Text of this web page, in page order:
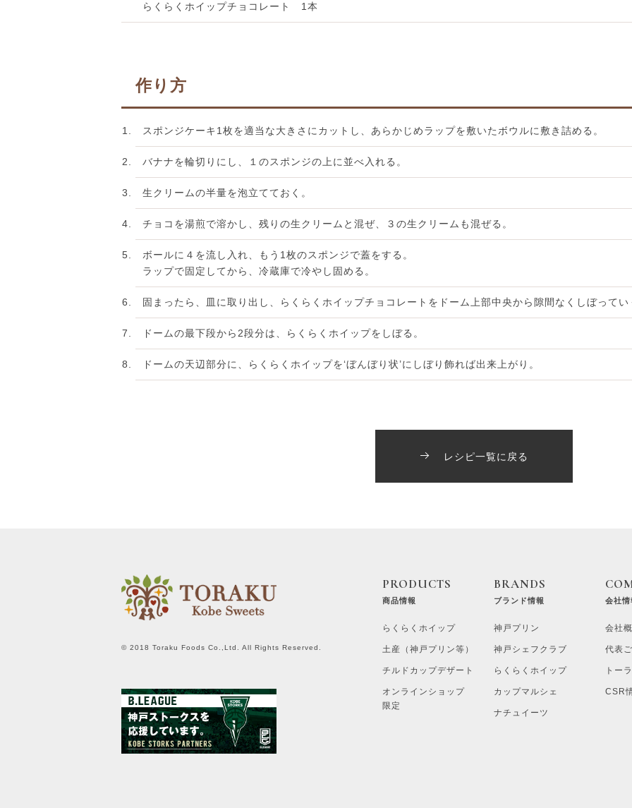
らくらくホイップチョコレート 1本
作り方
スポンジケーキ1枚を適当な大きさにカットし、あらかじめラップを敷いたボウルに敷き詰める。
バナナを輪切りにし、１のスポンジの上に並べ入れる。
生クリームの半量を泡立てておく。
チョコを湯煎で溶かし、残りの生クリームと混ぜ、３の生クリームも混ぜる。
ボールに４を流し入れ、もう1枚のスポンジで蓋をする。
ラップで固定してから、冷蔵庫で冷やし固める。
固まったら、皿に取り出し、らくらくホイップチョコレートをドーム上部中央から隙間なくしぼってい
ドームの最下段から2段分は、らくらくホイップをしぼる。
ドームの天辺部分に、らくらくホイップを‘ぼんぼり状’にしぼり飾れば出来上がり。
レシピ一覧に戻る
© 2018 Toraku Foods Co.,Ltd. All Rights Reserved.
PRODUCTS
商品情報
らくらくホイップ
土産（神戸プリン等）
チルドカップデザート
オンラインショップ
限定
BRANDS
ブランド情報
神戸プリン
神戸シェフクラブ
らくらくホイップ
カップマルシェ
ナチュイーツ
会社情
会社
代表
トー
CSR